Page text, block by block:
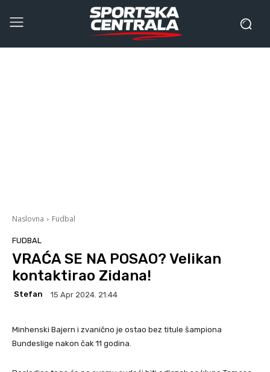
Naslovna Fudbal
FUDBAL
VRAĆA SE NA POSAO? Velikan
kontaktirao Zidana!
Stefan 15 Apr 2024. 21:44
Minhenski Bajern i zvanično je ostao bez titule šampiona
Bundeslige nakon čak 11 godina.